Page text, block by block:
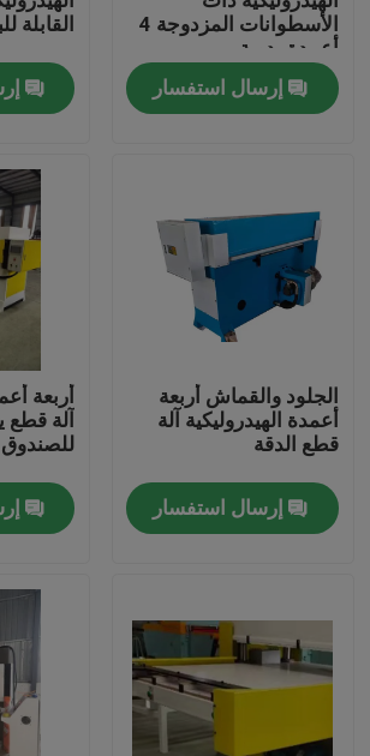
مسكن
معلومات عنا
جولة في المعمل
اتصل بنا
اطلب اقتباس
الهيدروليكية الصحافة يموت آلة قطع
الهيدروليكية سوينغ الذراع آلة القطع
الأسطوانات المزدوجة 4
أعمدة يدوية
إرسال استفسار
القابلة
الجلود والقماش أربعة
أعمدة الهيدروليكية آلة
قطع الدقة
إرسال استفسار
أربعة
آلة